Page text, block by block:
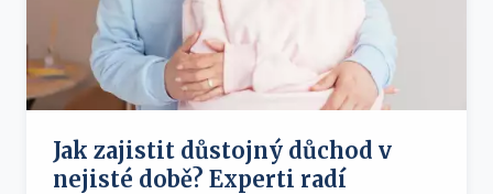
Jak zajistit důstojný důchod v
nejisté době? Experti radí